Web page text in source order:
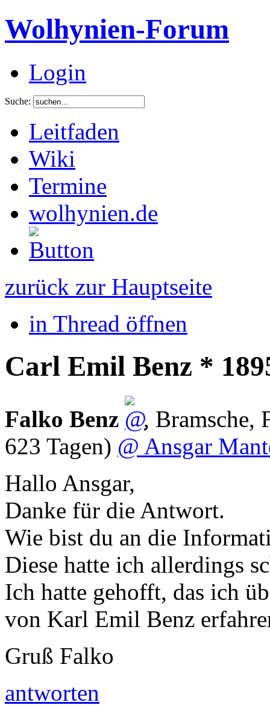
Wolhynien-Forum
Login
Suche:
Leitfaden
Wiki
Termine
wolhynien.de
zurück zur Hauptseite
in Thread öffnen
Carl Emil Benz *
Falko Benz , Bramsche,
623 Tagen) @ Ansgar
Hallo Ansgar,
Danke für die Antwort.
Wie bist du an die
Diese hatte ich allerdings
Ich hatte gehofft, das ich
von Karl Emil Benz
Gruß Falko
antworten